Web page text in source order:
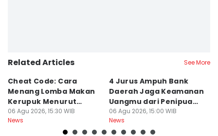
Related Articles See More
Cheat Code: Cara
Menang Lomba Makan
Kerupuk Menurut
Hukum Fisika, Bukan
Cuma Hoki
06 Agu 2026, 15:30 WIB
News
4 Jurus Ampuh Bank
Daerah Jaga Keamanan
Uangmu dari Penipuan
Digital
06 Agu 2026, 15:00 WIB
News